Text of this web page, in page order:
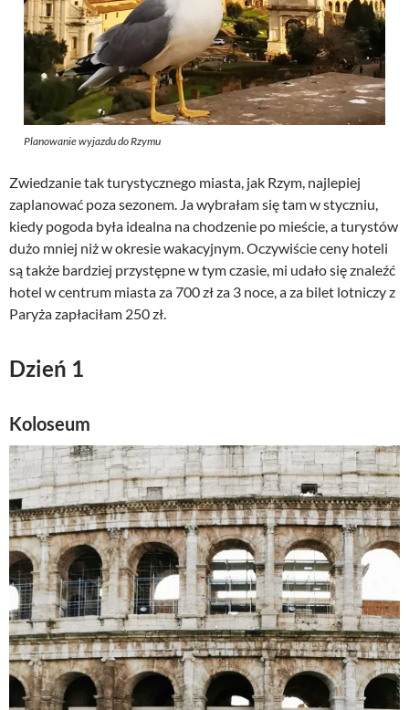
Planowanie wyjazdu do Rzymu
Zwiedzanie tak turystycznego miasta, jak Rzym, najlepiej
zaplanować poza sezonem. Ja wybrałam się tam w styczniu,
kiedy pogoda była idealna na chodzenie po mieście, a turystów
dużo mniej niż w okresie wakacyjnym. Oczywiście ceny hoteli
są także bardziej przystępne w tym czasie, mi udało się znaleźć
hotel w centrum miasta za 700 zł za 3 noce, a za bilet lotniczy z
Paryża zapłaciłam 250 zł.
Dzień 1
Koloseum